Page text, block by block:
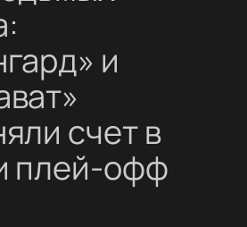
и
счет в
плей-офф